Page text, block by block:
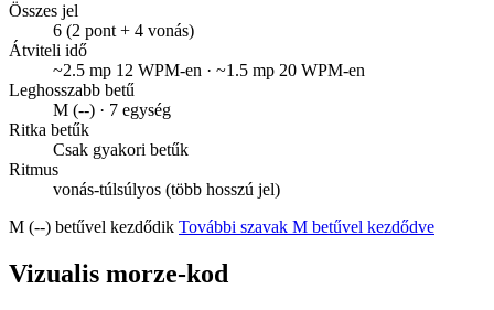
Összes jel
6 (2 pont + 4 vonás)
Átviteli idő
~2.5 mp 12 WPM-en · ~1.5 mp 20 WPM-en
Leghosszabb betű
M (--) · 7 egység
Ritka betűk
Csak gyakori betűk
Ritmus
vonás-túlsúlyos (több hosszú jel)
M (--) betűvel kezdődik További szavak M betűvel kezdődve
Vizualis morze-kod